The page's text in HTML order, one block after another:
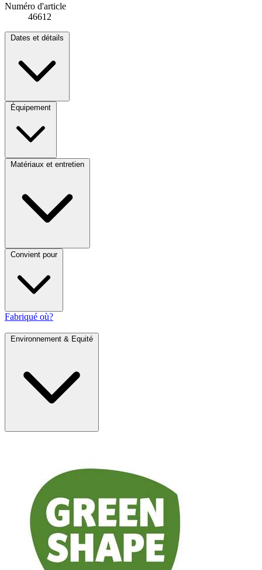
Numéro d'article
46612
Dates et détails
Équipement
Matériaux et entretien
Convient pour
Fabriqué où?
Environnement & Equité